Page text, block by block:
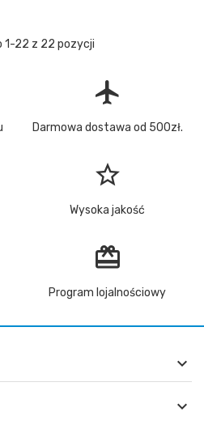
1-22 z 22 pozycji
flight
Darmowa dostawa od 500zł.
star_border
Wysoka jakość
redeem
Program lojalnościowy

